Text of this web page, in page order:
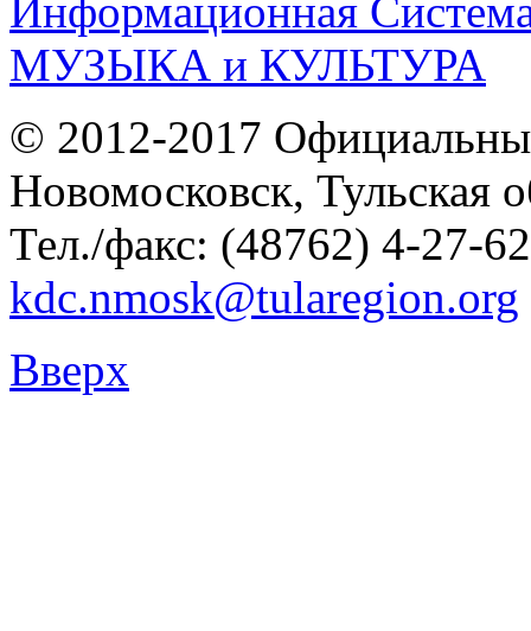
© 2012-2017
Новомосковск, Тульская
Тел./факс: (48762) 4-27-
kdc.nmosk@tularegion.org
Вверх